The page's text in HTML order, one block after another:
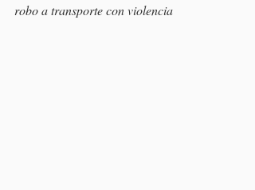
robo a transporte con violencia